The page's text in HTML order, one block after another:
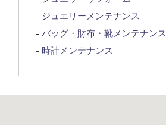
ジュエリーメンテナンス
バッグ・財布・靴メンテナンス
時計メンテナンス